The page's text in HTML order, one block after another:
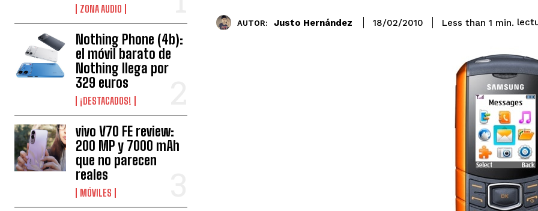
ZONA AUDIO
Nothing Phone (4b):
el móvil barato de
Nothing llega por
329 euros
¡DESTACADOS!
vivo V70 FE review:
200 MP y 7000 mAh
que no parecen
reales
MÓVILES
AUTOR: Justo Hernández 18/02/2010 Less than 1 min.